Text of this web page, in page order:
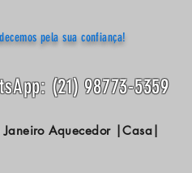
pela sua confiança!
(21) 98773-5359
Janeiro Aquecedor |Casa|